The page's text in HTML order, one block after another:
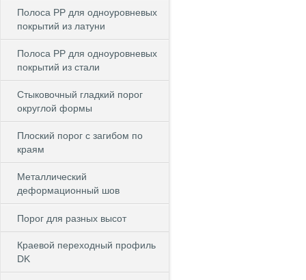
Полоса PP для одноуровневых
покрытий из латуни
Полоса PP для одноуровневых
покрытий из стали
Стыковочный гладкий порог
округлой формы
Плоский порог с загибом по
краям
Металлический
деформационный шов
Порог для разных высот
Краевой переходный профиль
DK